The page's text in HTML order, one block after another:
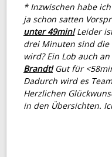
* Inzwischen habe
ja schon satten
unter 49min!Leider
drei Minuten sind die
wird? Ein Lob auch
Brandt!Gut für
Dadurch wird es
Herzlichen
in den Übersichten.